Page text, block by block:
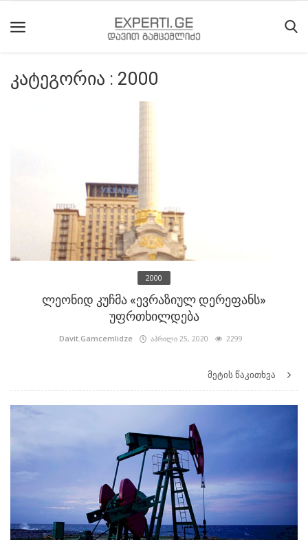
ეროვნული
მოძრაობის
ისტორია
კატეგორია : 2000
2000
ლეონიდ კუჩმა «ევრაზიულ დერეფანს»
უფრთხილდება
Davit.Gamcemlidze აპრილი 25, 2020 2299
მეტის წაკითხვა